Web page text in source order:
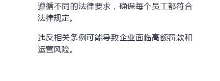
遵循不同的法律要求，确保每个员工都符合
法律规定。
违反相关条例可能导致企业面临高额罚款和
运营风险。